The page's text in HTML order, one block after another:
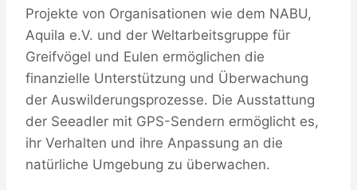
Projekte von Organisationen wie dem NABU,
Aquila e.V. und der Weltarbeitsgruppe für
Greifvögel und Eulen ermöglichen die
finanzielle Unterstützung und Überwachung
der Auswilderungsprozesse. Die Ausstattung
der Seeadler mit GPS-Sendern ermöglicht es,
ihr Verhalten und ihre Anpassung an die
natürliche Umgebung zu überwachen.